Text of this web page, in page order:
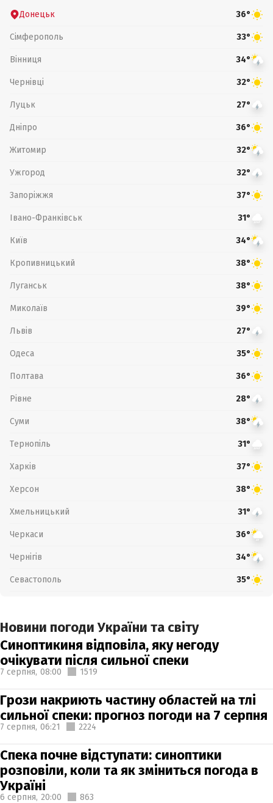
Донецьк 36°
Сімферополь 33°
Вінниця 34°
Чернівці 32°
Луцьк 27°
Дніпро 36°
Житомир 32°
Ужгород 32°
Запоріжжя 37°
Івано-Франківськ 31°
Київ 34°
Кропивницький 38°
Луганськ 38°
Миколаїв 39°
Львів 27°
Одеса 35°
Полтава 36°
Рівне 28°
Суми 38°
Тернопіль 31°
Харків 37°
Херсон 38°
Хмельницький 31°
Черкаси 36°
Чернігів 34°
Севастополь 35°
Новини погоди України та світу
Синоптикиня відповіла, яку негоду
очікувати після сильної спеки
7 серпня, 08:00 1519
Грози накриють частину областей на тлі
сильної спеки: прогноз погоди на 7 серпня
7 серпня, 06:21 2224
Спека почне відступати: синоптики
розповіли, коли та як зміниться погода в
Україні
6 серпня, 20:00 863